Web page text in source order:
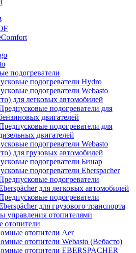
подогреватели
подогреватели Hydro
подогреватели Webasto
для легковых автомобилей
подогреватели для
двигателей
подогреватели для
двигателей
подогреватели Webasto
для грузовых автомобилей
подогреватели Бинар
подогреватели Eberspacher
подогреватели
для легковых автомобилей
подогреватели
для грузового транспорта
управления отопителями
отопители
отопители Аer
отопители Webasto (Вебасто)
отопители EBERSPACHER